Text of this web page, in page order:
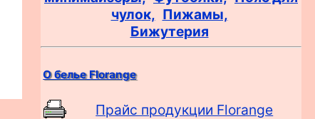
чулок, Пижамы,
Бижутерия
О белье Florange
Прайс продукции Florange